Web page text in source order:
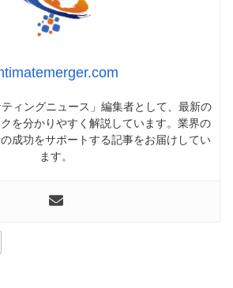
ティングニュース」編集者として、最新の
を分かりやすく解説しています。業界の
成功をサポートする記事をお届けしてい
ます。